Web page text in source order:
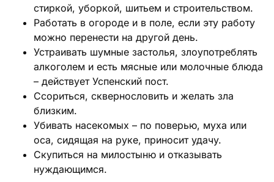
стиркой, уборкой, шитьем и строительством.
Работать в огороде и в поле, если эту работу
можно перенести на другой день.
Устраивать шумные застолья, злоупотреблять
алкоголем и есть мясные или молочные блюда
– действует Успенский пост.
Ссориться, сквернословить и желать зла
близким.
Убивать насекомых – по поверью, муха или
оса, сидящая на руке, приносит удачу.
Скупиться на милостыню и отказывать
нуждающимся.